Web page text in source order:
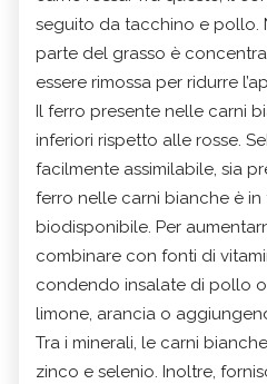
seguito da tacchino e pollo.
parte del grasso è
essere rimossa per ridurre
Il ferro presente nelle carni
inferiori rispetto alle rosse.
facilmente assimilabile, sia
ferro nelle carni bianche è
biodisponibile. Per
combinare con fonti di
condendo insalate di pollo
limone, arancia o
Tra i minerali, le carni
zinco e selenio. Inoltre,